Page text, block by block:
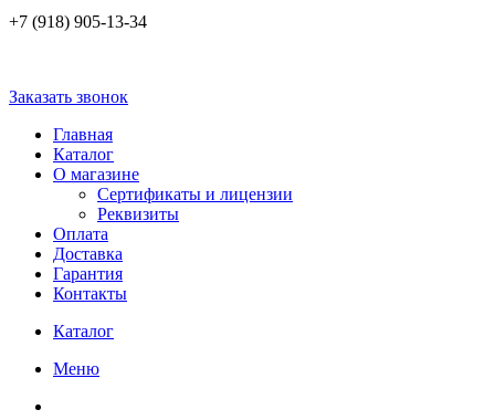
+7 (918) 905-13-34
Заказать звонок
Главная
Каталог
О магазине
Сертификаты и лицензии
Реквизиты
Оплата
Доставка
Гарантия
Контакты
Каталог
Меню